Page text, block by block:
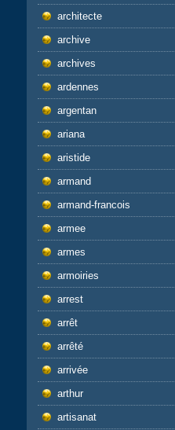
architecte
archive
archives
ardennes
argentan
ariana
aristide
armand
armand-francois
armee
armes
armoiries
arrest
arrêt
arrêté
arrivée
arthur
artisanat